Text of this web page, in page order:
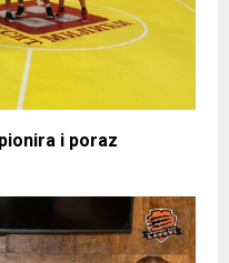
i poraz